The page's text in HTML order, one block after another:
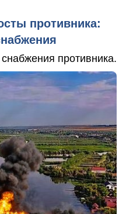
противника:
противника.